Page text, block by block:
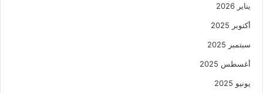
يناير 2026
أكتوبر 2025
سبتمبر 2025
أغسطس 2025
يونيو 2025